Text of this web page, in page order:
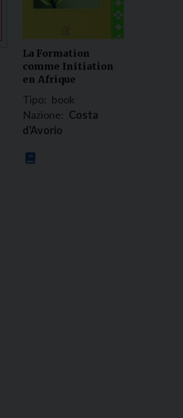
La Formation
comme Initiation
en Afrique
Tipo: book
Nazione: Costa
d'Avorio